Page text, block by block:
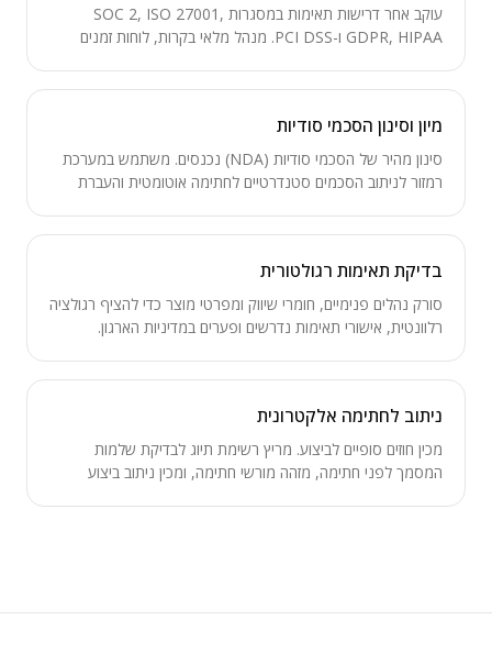
עוקב אחר דרישות תאימות במסגרות SOC 2, ISO 27001,
GDPR, HIPAA ו-PCI DSS. מנהל מלאי בקרות, לוחות זמנים
מיון וסינון הסכמי סודיות
סינון מהיר של הסכמי סודיות (NDA) נכנסים. משתמש במערכת
רמזור לניתוב הסכמים סטנדרטיים לחתימה אוטומטית והעברת
בדיקת תאימות רגולטורית
סורק נהלים פנימיים, חומרי שיווק ומפרטי מוצר כדי להציף רגולציה
רלוונטית, אישורי תאימות נדרשים ופערים במדיניות הארגון.
ניתוב לחתימה אלקטרונית
מכין חוזים סופיים לביצוע. מריץ רשימת תיוג לבדיקת שלמות
המסמך לפני חתימה, מזהה מורשי חתימה, ומכין ניתוב ביצוע